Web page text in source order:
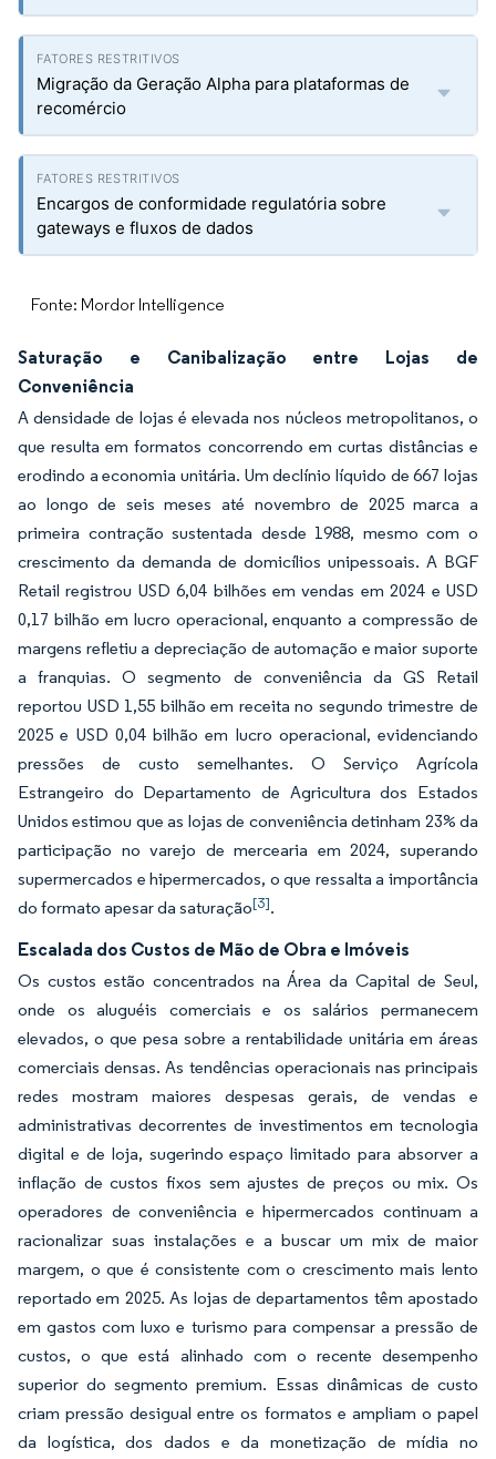
Migração da Geração Alpha para plataformas de
recomércio
Encargos de conformidade regulatória sobre
gateways e fluxos de dados
Fonte: Mordor Intelligence
Saturação e Canibalização entre Lojas de
Conveniência
A densidade de lojas é elevada nos núcleos metropolitanos, o
que resulta em formatos concorrendo em curtas distâncias e
erodindo a economia unitária. Um declínio líquido de 667 lojas
ao longo de seis meses até novembro de 2025 marca a
primeira contração sustentada desde 1988, mesmo com o
crescimento da demanda de domicílios unipessoais. A BGF
Retail registrou USD 6,04 bilhões em vendas em 2024 e USD
0,17 bilhão em lucro operacional, enquanto a compressão de
margens refletiu a depreciação de automação e maior suporte
a franquias. O segmento de conveniência da GS Retail
reportou USD 1,55 bilhão em receita no segundo trimestre de
2025 e USD 0,04 bilhão em lucro operacional, evidenciando
pressões de custo semelhantes. O Serviço Agrícola
Estrangeiro do Departamento de Agricultura dos Estados
Unidos estimou que as lojas de conveniência detinham 23% da
participação no varejo de mercearia em 2024, superando
supermercados e hipermercados, o que ressalta a importância
do formato apesar da saturação[3].
Escalada dos Custos de Mão de Obra e Imóveis
Os custos estão concentrados na Área da Capital de Seul,
onde os aluguéis comerciais e os salários permanecem
elevados, o que pesa sobre a rentabilidade unitária em áreas
comerciais densas. As tendências operacionais nas principais
redes mostram maiores despesas gerais, de vendas e
administrativas decorrentes de investimentos em tecnologia
digital e de loja, sugerindo espaço limitado para absorver a
inflação de custos fixos sem ajustes de preços ou mix. Os
operadores de conveniência e hipermercados continuam a
racionalizar suas instalações e a buscar um mix de maior
margem, o que é consistente com o crescimento mais lento
reportado em 2025. As lojas de departamentos têm apostado
em gastos com luxo e turismo para compensar a pressão de
custos, o que está alinhado com o recente desempenho
superior do segmento premium. Essas dinâmicas de custo
criam pressão desigual entre os formatos e ampliam o papel
da logística, dos dados e da monetização de mídia no